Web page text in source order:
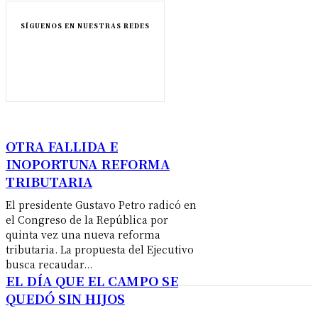
OTRA FALLIDA E
INOPORTUNA REFORMA
TRIBUTARIA
El presidente Gustavo Petro radicó en
el Congreso de la República por
quinta vez una nueva reforma
tributaria. La propuesta del Ejecutivo
busca recaudar...
EL DÍA QUE EL CAMPO SE
QUEDÓ SIN HIJOS
SÍGUENOS EN NUESTRAS REDES